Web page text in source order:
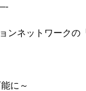
ンネットワークの
に～